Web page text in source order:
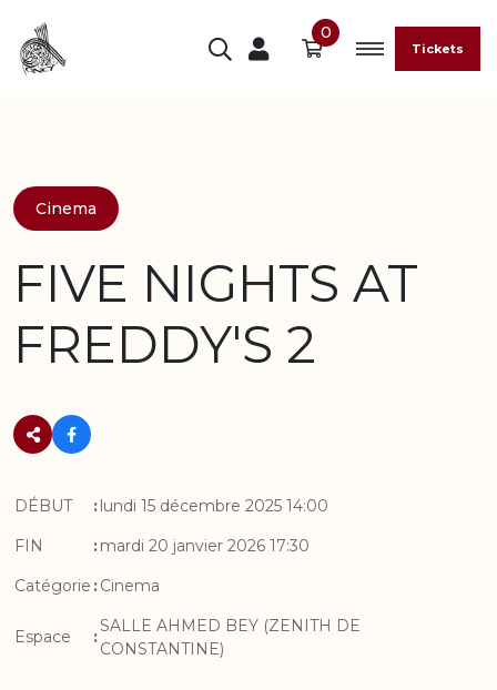
0
Tickets
Cinema
FIVE NIGHTS AT
FREDDY'S 2
DÉBUT :lundi 15 décembre 2025 14:00
FIN
:mardi 20 janvier 2026 17:30
Catégorie :Cinema
Espace :
SALLE AHMED BEY (ZENITH DE
CONSTANTINE)